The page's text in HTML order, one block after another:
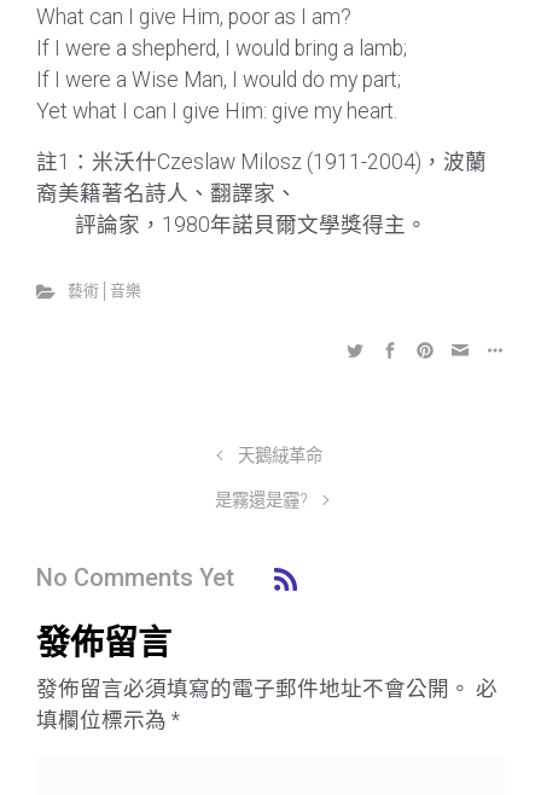
What can I give Him, poor as I am?
If I were a shepherd, I would bring a lamb;
If I were a Wise Man, I would do my part;
Yet what I can I give Him: give my heart.
註1：米沃什Czeslaw Milosz (1911-2004)，波蘭
裔美籍著名詩人、翻譯家、
評論家，1980年諾貝爾文學獎得主。
藝術│音樂
天鵝絨革命
是霧還是霾?
No Comments Yet
發佈留言
發佈留言必須填寫的電子郵件地址不會公開。 必
填欄位標示為 *